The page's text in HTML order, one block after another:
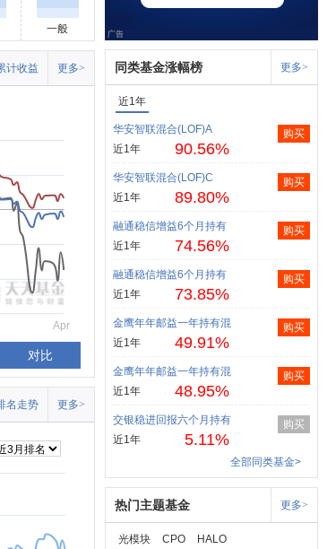
一般
更多>
计收益
Apr
对比
更多>
名走势
同类基金涨幅榜 更多>
近1年
华安智联混合(LOF)A
近1年
90.56%
购买
华安智联混合(LOF)C
近1年
89.80%
购买
融通稳信增益6个月持有
近1年
74.56%
购买
融通稳信增益6个月持有
近1年
73.85%
购买
金鹰年年邮益一年持有混
近1年
49.91%
购买
金鹰年年邮益一年持有混
近1年
48.95%
购买
交银稳进回报六个月持有
近1年
5.11%
购买
全部同类基金>
热门主题基金 更多>
光模块 CPO
HALO